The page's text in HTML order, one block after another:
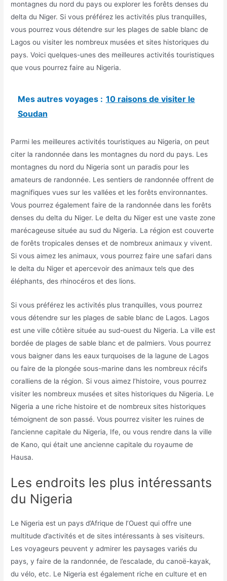
montagnes du nord du pays ou explorer les forêts denses du
delta du Niger. Si vous préférez les activités plus tranquilles,
vous pourrez vous détendre sur les plages de sable blanc de
Lagos ou visiter les nombreux musées et sites historiques du
pays. Voici quelques-unes des meilleures activités touristiques
que vous pourrez faire au Nigeria.
Mes autres voyages : 10 raisons de visiter le
Soudan
Parmi les meilleures activités touristiques au Nigeria, on peut
citer la randonnée dans les montagnes du nord du pays. Les
montagnes du nord du Nigeria sont un paradis pour les
amateurs de randonnée. Les sentiers de randonnée offrent de
magnifiques vues sur les vallées et les forêts environnantes.
Vous pourrez également faire de la randonnée dans les forêts
denses du delta du Niger. Le delta du Niger est une vaste zone
marécageuse située au sud du Nigeria. La région est couverte
de forêts tropicales denses et de nombreux animaux y vivent.
Si vous aimez les animaux, vous pourrez faire une safari dans
le delta du Niger et apercevoir des animaux tels que des
éléphants, des rhinocéros et des lions.
Si vous préférez les activités plus tranquilles, vous pourrez
vous détendre sur les plages de sable blanc de Lagos. Lagos
est une ville côtière située au sud-ouest du Nigeria. La ville est
bordée de plages de sable blanc et de palmiers. Vous pourrez
vous baigner dans les eaux turquoises de la lagune de Lagos
ou faire de la plongée sous-marine dans les nombreux récifs
coralliens de la région. Si vous aimez l’histoire, vous pourrez
visiter les nombreux musées et sites historiques du Nigeria. Le
Nigeria a une riche histoire et de nombreux sites historiques
témoignent de son passé. Vous pourrez visiter les ruines de
l’ancienne capitale du Nigeria, Ife, ou vous rendre dans la ville
de Kano, qui était une ancienne capitale du royaume de
Hausa.
Les endroits les plus intéressants
du Nigeria
Le Nigeria est un pays d’Afrique de l’Ouest qui offre une
multitude d’activités et de sites intéressants à ses visiteurs.
Les voyageurs peuvent y admirer les paysages variés du
pays, y faire de la randonnée, de l’escalade, du canoë-kayak,
du vélo, etc. Le Nigeria est également riche en culture et en